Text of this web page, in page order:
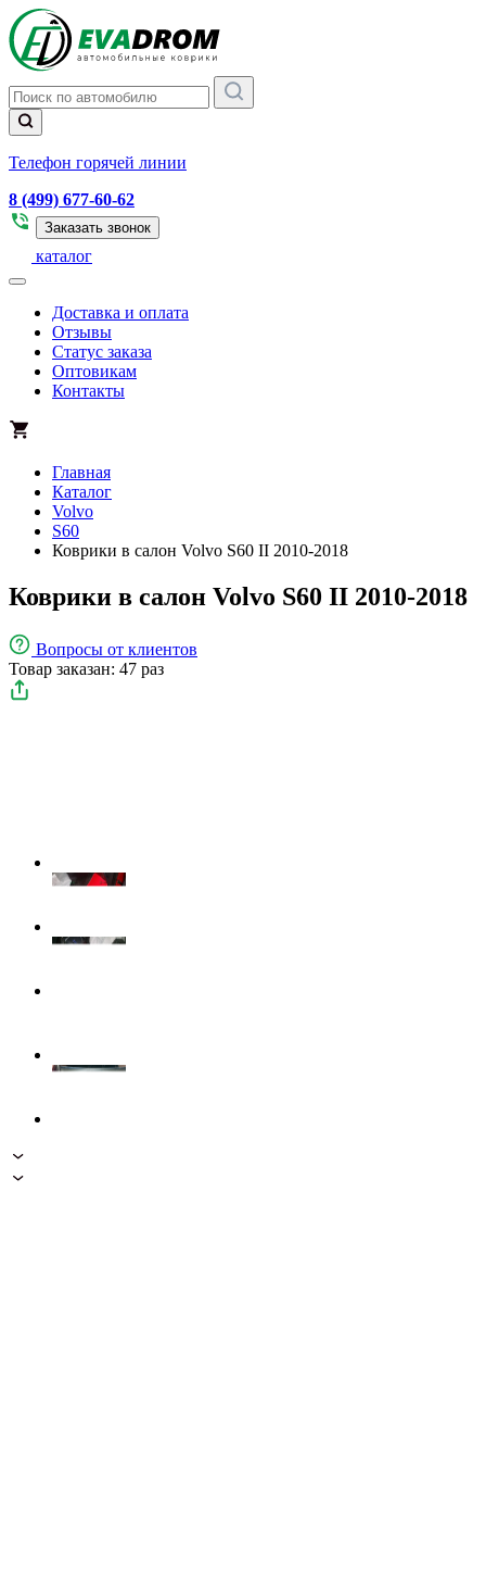
Телефон горячей линии
8 (499) 677-60-62
Заказать звонок
каталог
Доставка и оплата
Отзывы
Статус заказа
Оптовикам
Контакты
Главная
Каталог
Volvo
S60
Коврики в салон Volvo S60 II 2010-2018
Коврики в салон Volvo S60 II 2010-2018
Вопросы от клиентов
Товар заказан: 47 раз